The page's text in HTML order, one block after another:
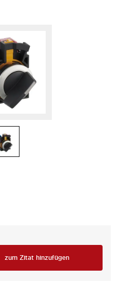
zum Zitat hinzufügen